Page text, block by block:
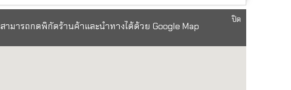
ปิด
สามารถกดพิกัดร้านค้าและนำทางได้ด้วย Google Map